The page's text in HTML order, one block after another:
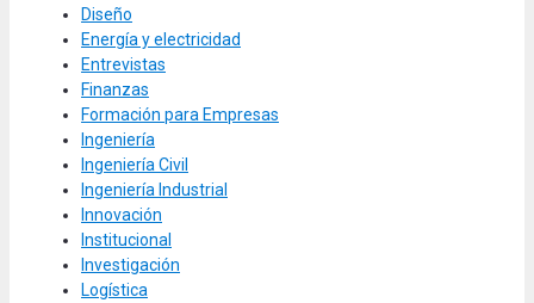
Diseño
Energía y electricidad
Entrevistas
Finanzas
Formación para Empresas
Ingeniería
Ingeniería Civil
Ingeniería Industrial
Innovación
Institucional
Investigación
Logística